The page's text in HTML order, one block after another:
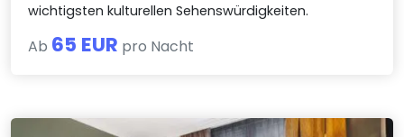
wichtigsten kulturellen Sehenswürdigkeiten.
Ab 65 EUR pro Nacht